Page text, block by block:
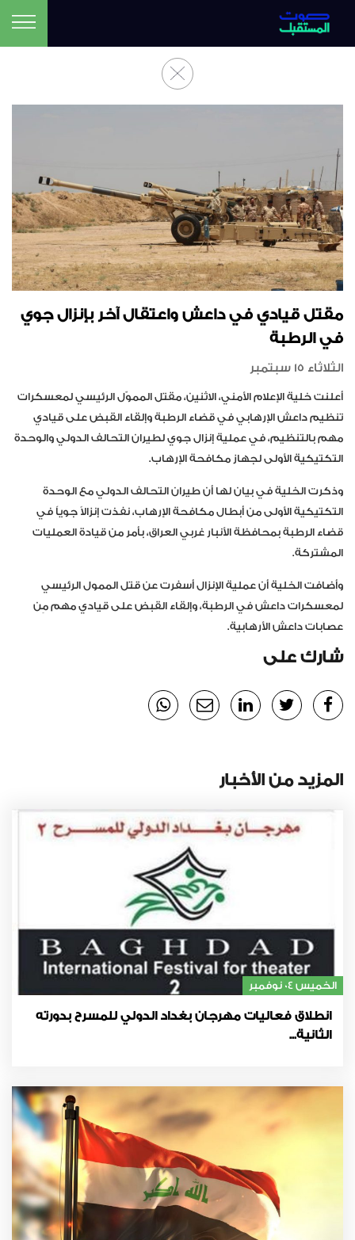
مقتل قيادي في داعش واعتقال آخر بإنزال جوي
في الرطبة
الثلاثاء 15 سبتمبر
أعلنت خلية الإعلام الأمني، الاثنين، مقتل المموّل الرئيسي لمعسكرات
تنظيم داعش الإرهابي في قضاء الرطبة وإلقاء القبض على قيادي
مهم بالتنظيم، في عملية إنزال جوي لطيران التحالف الدولي والوحدة
التكتيكية الأولى لجهاز مكافحة الإرهاب.
وذكرت الخلية في بيان لها أن طيران التحالف الدولي مع الوحدة
التكتيكية الأولى من أبطال مكافحة الإرهاب، نفذت إنزالاً جوياً في
قضاء الرطبة بمحافظة الأنبار غربي العراق، بأمر من قيادة العمليات
المشتركة.
وأضافت الخلية أن عملية الإنزال أسفرت عن قتل الممول الرئيسي
لمعسكرات داعش في الرطبة، وإلقاء القبض على قيادي مهم مِن
عصابات داعش الأرهابية.
شارك على
المزيد من الأخبار
الخميس 04 نوفمبر
انطلاق فعاليات مهرجان بغداد الدولي للمسرح بدورته
الثانية...